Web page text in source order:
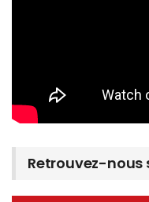
Retrouvez-nous